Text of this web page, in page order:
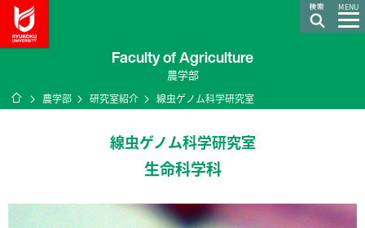
MENU
Faculty of Agriculture
農学部
ホーム
農学部 研究室紹介 線虫ゲノム科学研究室
線虫ゲノム科学研究室
生命科学科